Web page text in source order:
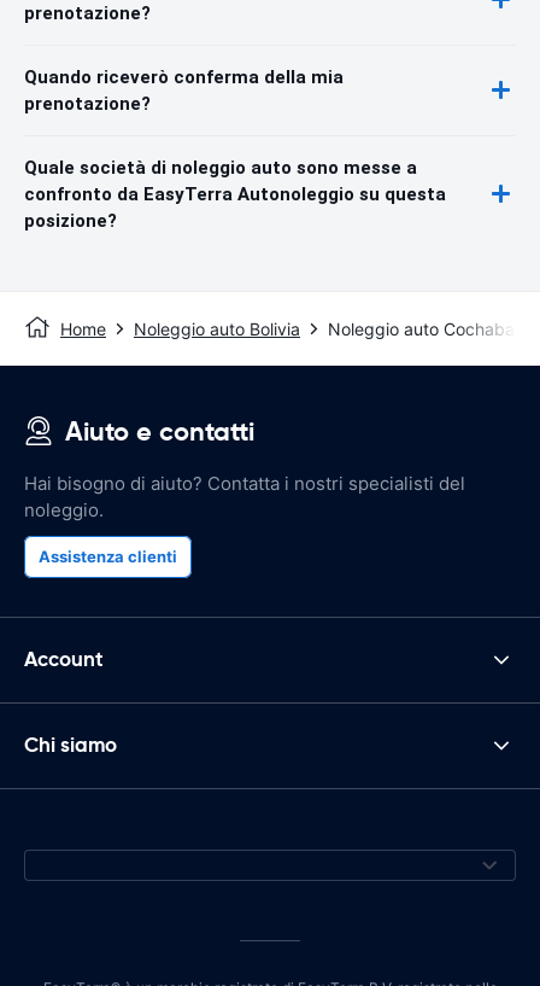
prenotazione?
Quando riceverò conferma della mia
prenotazione?
Quale società di noleggio auto sono messe a
confronto da EasyTerra Autonoleggio su questa
posizione?
Home Noleggio auto Bolivia Noleggio auto
Aiuto e contatti
Hai bisogno di aiuto? Contatta i nostri specialisti del
noleggio.
Assistenza clienti
Account
Chi siamo